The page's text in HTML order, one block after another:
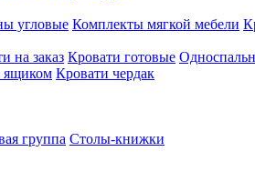
угловые Комплекты мягкой мебели
на заказ Кровати готовые
ящиком Кровати чердак
группа Столы-книжки